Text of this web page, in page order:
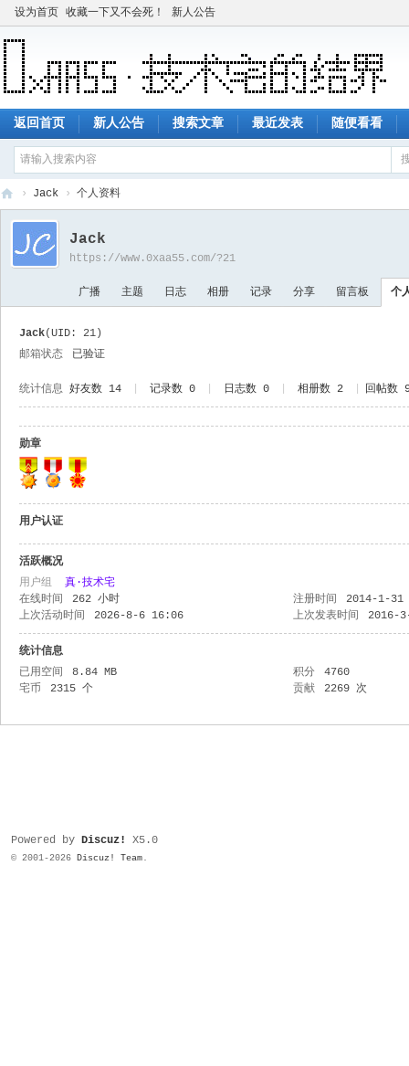
设为首页 收藏一下又不会死！ 新人公告
返回首页 新人公告 搜索文章 最近发表 随便看看
技
术
宅
› Jack › 个人资料
Jack
https://www.0xaa55.com/?21
广播 主题 日志 相册 记录 分享 留言板 个
Jack(UID: 21)
邮箱状态
已验证
统计信息 好友数 14 记录数 0 日志数 0 相册数 2 回帖数
勋章
用户认证
活跃概况
用户组 真·技术宅
在线时间
262 小时 注册时间
2014-1-31
上次活动时间
2026-8-6 16:06 上次发表时间 2016-
统计信息
已用空间
8.84 MB 积分
4760
宅币
2315 个 贡献 2269 次
Powered by Discuz! X5.0
© 2001-2026 Discuz! Team.